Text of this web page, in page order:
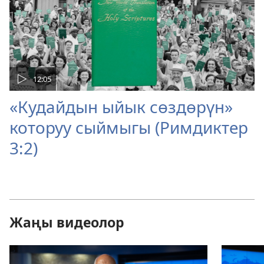
12:05
«Кудайдын ыйык сөздөрүн»
которуу сыймыгы (Римдиктер
3:2)
Жаңы видеолор